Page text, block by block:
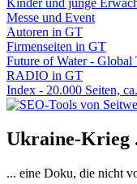
Messe und Event
Autoren in GT
Firmenseiten in GT
Future of Water - Global
RADIO in GT
Index - 20.000 Seiten,
Ukraine-Krieg
... eine Doku, die nicht